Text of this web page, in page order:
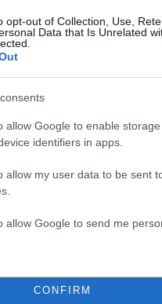
opt-out of Collection, Use,
Data that Is Unrelated
allow Google to enable
identifiers in apps.
allow my user data to be sent
allow Google to send me
CONFIRM
που φόρεσε η Κέιτ
με μία
2.700 λιρών με
ήταν αξίας άνω
£100
t.co/ifG4aoTXVo